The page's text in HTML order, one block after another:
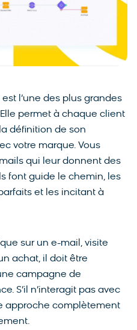
l’une des plus grandes
permet à chaque client
définition de son
votre marque. Vous
qui leur donnent des
font guide le chemin, les
et les incitant à
sur un e-mail, visite
achat, il doit être
campagne de
S’il n’interagit pas avec
approche complètement